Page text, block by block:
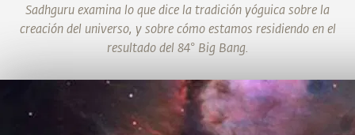
Sadhguru examina lo que dice la tradición yóguica sobre la
creación del universo, y sobre cómo estamos residiendo en el
resultado del 84° Big Bang.